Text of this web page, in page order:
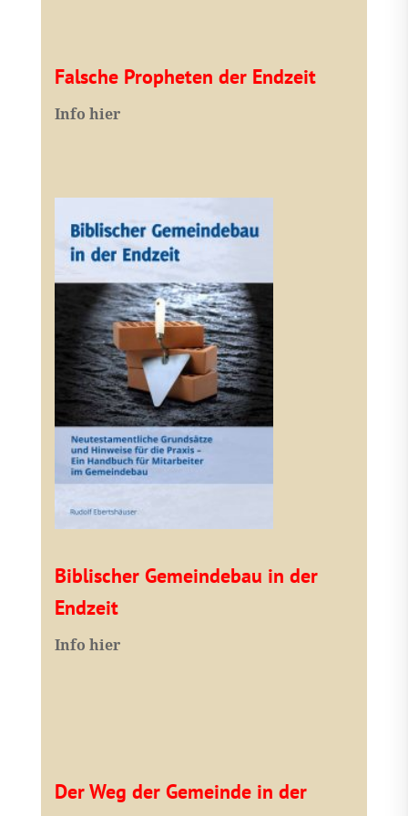
Falsche Propheten der Endzeit
Info hier
Biblischer Gemeindebau in der
Endzeit
Info hier
Der Weg der Gemeinde in der